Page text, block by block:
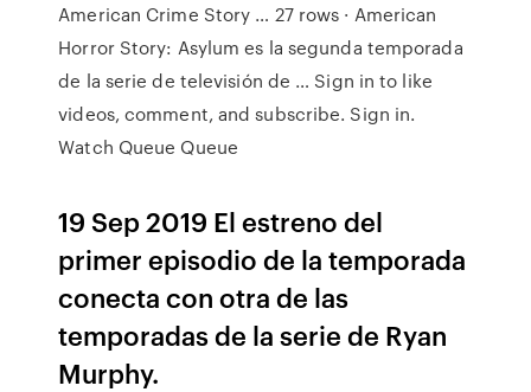
American Crime Story … 27 rows · American
Horror Story: Asylum es la segunda temporada
de la serie de televisión de … Sign in to like
videos, comment, and subscribe. Sign in.
Watch Queue Queue
19 Sep 2019 El estreno del
primer episodio de la temporada
conecta con otra de las
temporadas de la serie de Ryan
Murphy.